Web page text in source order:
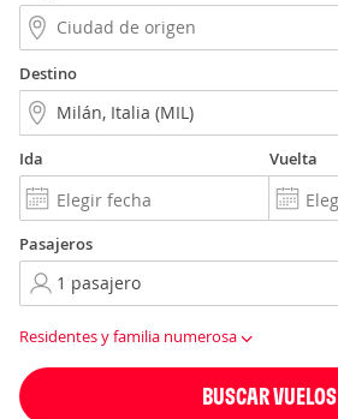
Destino
Ida Vuelta
Pasajeros
Residentes y familia numerosa
BUSCAR VUELOS